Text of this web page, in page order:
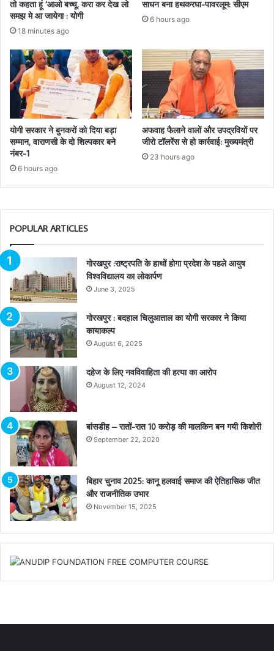
तो कहता हूं ‘आओ बच्चू, करा कर देख लो
समझ मे आ जायेगा : योगी
18 minutes ago
साधन बना हथकरघा-पावरलूम: सीएम
6 hours ago
योगी सरकार ने बुनकरों को दिया बड़ा
सम्मान, वाराणसी के दो शिल्पकार बने
नंबर-1
6 hours ago
अफवाह फैलाने वालों और उपद्रवियों पर
जीरो टॉलरेंस से हो कार्रवाई: मुख्यमंत्री
23 hours ago
POPULAR ARTICLES
गोरखपुर :राष्ट्रपति के हाथों होगा प्रदेश के पहले आयुष
विश्वविद्यालय का लोकार्पण
June 3, 2025
गोरखपुर : बदहाल चिलुआताल का योगी सरकार ने किया
कायाकल्प
August 6, 2025
दहेज के लिए नवविवाहिता की हत्या का आरोप
August 12, 2024
बांसडीह – रातों-रात 10 करोड़ की मालकिन बन गयी किशोरी
September 22, 2020
बिहार चुनाव 2025: कानू हलवाई समाज की ऐतिहासिक जीत
और राजनीतिक उभार
November 15, 2025